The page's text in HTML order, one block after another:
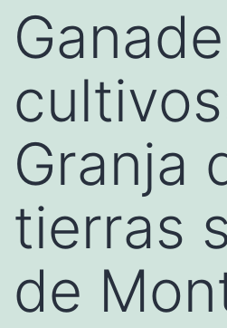
Granja
tierras
de